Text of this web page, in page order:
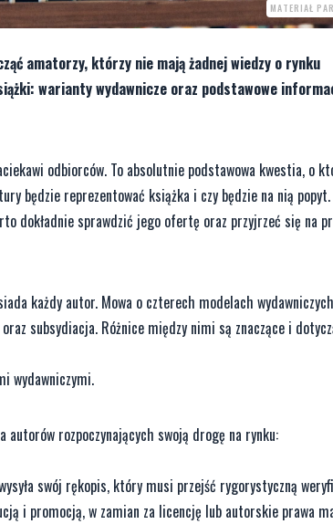
MATERIAŁ
amatorzy, którzy nie mają żadnej wiedzy o rynku
warianty wydawnicze oraz podstawowe
odbiorców. To absolutnie podstawowa kwestia, o
będzie reprezentować książka i czy będzie na nią popyt.
dokładnie sprawdzić jego ofertę oraz przyjrzeć się na
każdy autor. Mowa o czterech modelach
subsydiacja. Różnice między nimi są znaczące i
wydawniczymi.
autorów rozpoczynających swoją drogę na rynku:
swój rękopis, który musi przejść rygorystyczną
i promocją, w zamian za licencję lub autorskie prawa